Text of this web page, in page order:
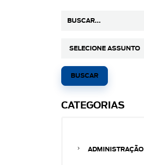
CATEGORIAS
ADMINISTRAÇÃO